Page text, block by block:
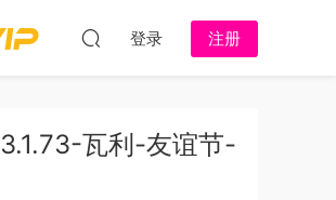
登录 注册
瓦利-友谊节-